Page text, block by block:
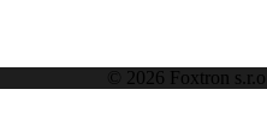
© 2026 Foxtron s.r.o.